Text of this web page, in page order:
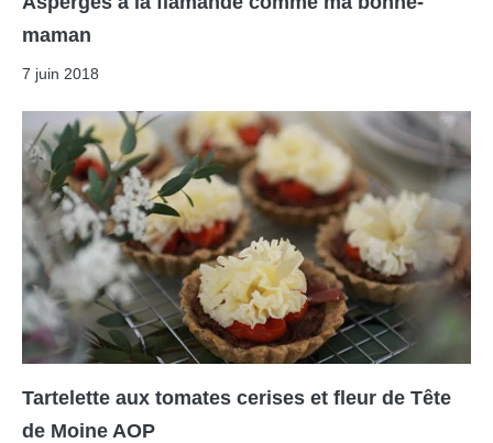
maman
7 juin 2018
Tartelette aux tomates cerises et fleur de Tête
de Moine AOP